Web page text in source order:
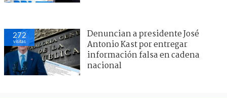
272
visitas
Denuncian a presidente José
Antonio Kast por entregar
información falsa en cadena
nacional